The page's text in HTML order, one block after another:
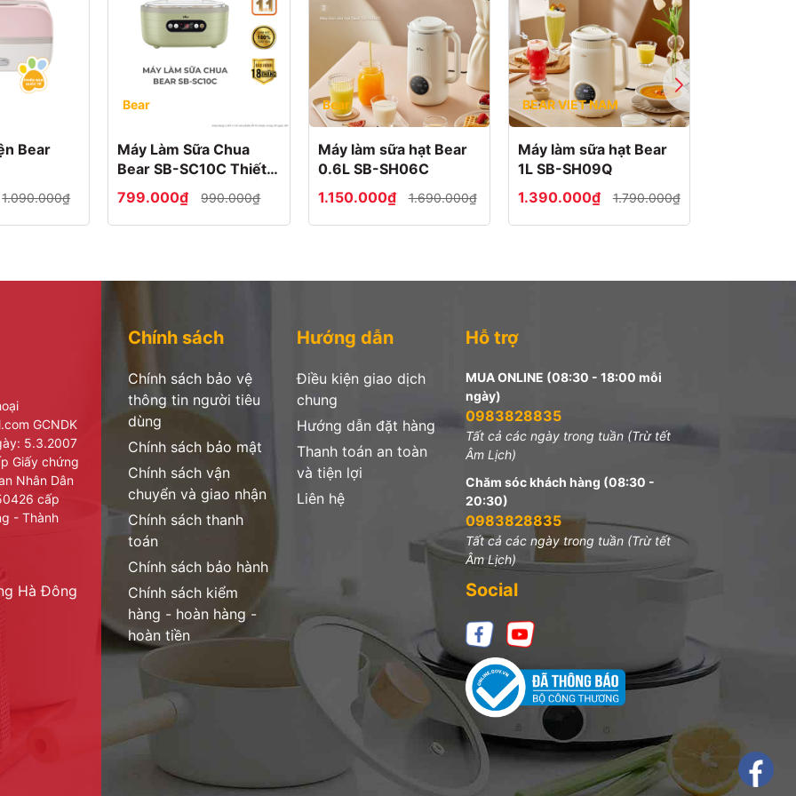
LLJ-Q04B5
sản phẩm tại Việt Nam
phẩm không giống với mô tả
của hãng tại Việt Nam
giao cho Quý Khách
quý khách đã tin tưởng ủng hộ Shop.
SHUNDE FOSHAN, GUANGDONG PROVINCE,
Khai, Hai Bà Trưng, Hà Nội, Việt Nam
Bear
1.090.000₫
Bear
Máy Làm Sữa Chua
Bear SB-SC10C Thiết
Kế Hiện Đại, Ủ Sữa Ổn
Định, Tạo Sữa Chua
Thơm Ngon Chuẩn Vị
799.000₫ 990.000₫
Bear
Máy làm sữa hạt Bear
0.6L SB-SH06C
1.150.000₫
1.690.000₫
BEAR VIET NAM
Máy làm sữa hạt Bear
1L SB-SH09Q
1.390.000₫
1.790.000₫
GCNDK
5.3.2007
Giấy chứng
Nhân Dân
cấp
- Thành
Hà Đông
Chính sách
Chính sách bảo vệ
thông tin người tiêu
dùng
Chính sách bảo mật
Chính sách vận
chuyển và giao nhận
Chính sách thanh
toán
Chính sách bảo hành
Chính sách kiểm
hàng - hoàn hàng -
hoàn tiền
Hướng dẫn
Điều kiện giao dịch
chung
Hướng dẫn đặt hàng
Thanh toán an toàn
và tiện lợi
Liên hệ
Hỗ trợ
MUA ONLINE (08:30 - 18:00 mỗi
ngày)
0983828835
Tất cả các ngày trong tuần (Trừ tết
Âm Lịch)
Chăm sóc khách hàng (08:30 -
20:30)
0983828835
Tất cả các ngày trong tuần (Trừ tết
Âm Lịch)
Social